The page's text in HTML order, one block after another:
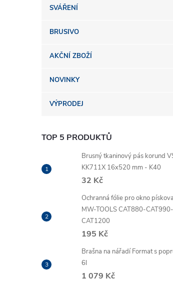
p
a
n
SVÁŘENÍ
BRUSIVO
AKČNÍ ZBOŽÍ
NOVINKY
VÝPRODEJ
TOP 5 PRODUKTŮ
Brusný tkaninový pás korund
KK711X 16x520 mm - K40
32 Kč
Ochranná fólie pro okno
MW-TOOLS CAT880-CAT990-
CAT1200
195 Kč
Brašna na nářadí Format s
6l
1 079 Kč